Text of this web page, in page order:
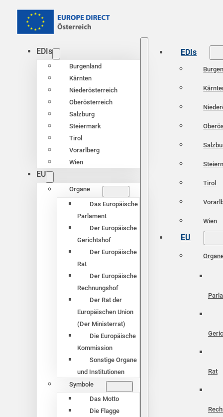
EDIs
Burgenland
Kärnten
Niederösterreich
Oberösterreich
Salzburg
Steiermark
Tirol
Vorarlberg
Wien
EU
Organe
Das Europäische
Parlament
Der Europäische
Gerichtshof
Der Europäische
Rat
Der Europäische
Rechnungshof
Der Rat der
Europäischen Union
(Der Ministerrat)
Die Europäische
Kommission
Sonstige Organe
und Institutionen
Symbole
Das Motto
Die Flagge
EDIs
Tirol
Wien
EU
Rat